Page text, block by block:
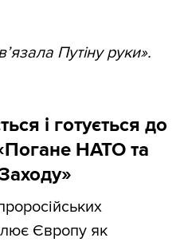
Путіну руки».
і готується до
НАТО та
Європу як